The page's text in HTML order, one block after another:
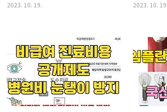
만약 내 통장
월에 첫 만기가 도래하는 청년희망적금과
청년도약계좌를 연계하여 약 400만 원의
추가 수익을 지원한다고 합니다. 자세히
알아보겠습니다. Table Of Contents청
년희망적금과 청년도약계좌 알아보기청
년희망적금 가입 자격청년도약계좌 가입
2023. 10. 19.
은행과 시
으로 올리
을 운용하시
화에 따라
할 필요가
은 아래 비
상품으로
2023. 10. 19.